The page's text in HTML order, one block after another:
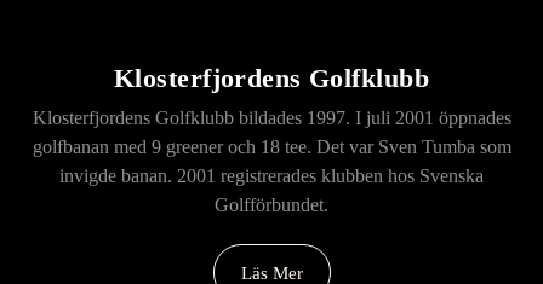
Klosterfjordens Golfklubb
Klosterfjordens Golfklubb bildades 1997. I juli 2001 öppnades
golfbanan med 9 greener och 18 tee. Det var Sven Tumba som
invigde banan. 2001 registrerades klubben hos Svenska
Golfförbundet.
Läs Mer